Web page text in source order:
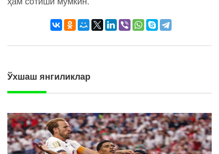
Ўхшаш янгиликлар